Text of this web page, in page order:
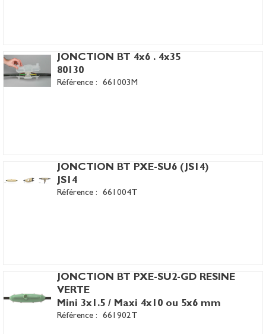
JONCTION BT 4x6 . 4x35
80130
Référence : 661003M
JONCTION BT PXE-SU6 (JS14)
JS14
Référence : 661004T
JONCTION BT PXE-SU2-GD RESINE
VERTE
Mini 3x1.5 / Maxi 4x10 ou 5x6 mm
Référence : 661902T